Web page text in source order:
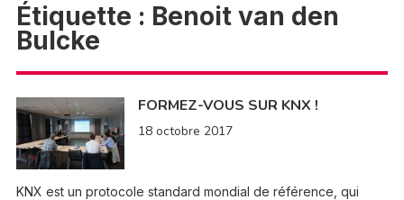
Étiquette : Benoit van den
Bulcke
FORMEZ-VOUS SUR KNX !
18 octobre 2017
KNX est un protocole standard mondial de référence, qui